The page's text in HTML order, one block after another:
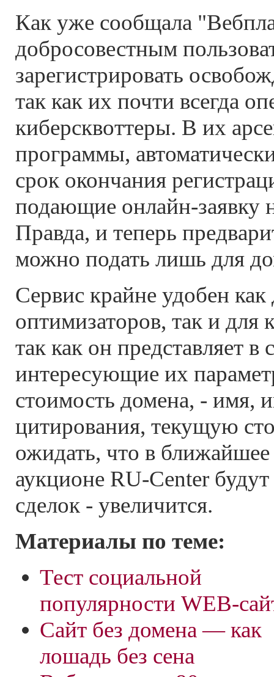
Как уже сообщала
добросовестным
зарегистрировать
так как их почти всегда
киберсквоттеры. В их
программы,
срок окончания
подающие онлайн-заявку
Правда, и теперь
можно подать лишь для
Сервис крайне удобен как
оптимизаторов, так и для
так как он представляет в
интересующие их
стоимость домена, - имя,
цитирования, текущую
ожидать, что в ближайшее
аукционе RU-Center
сделок - увеличится.
Материалы по теме:
Тест социальной
популярности WEB-
Сайт без домена — как
лошадь без сена